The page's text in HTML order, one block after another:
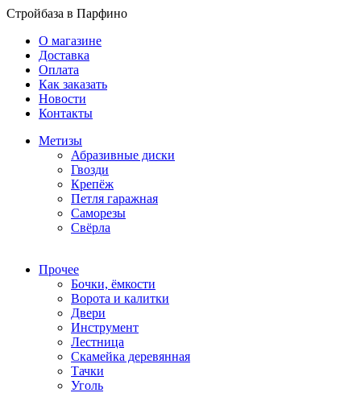
Стройбаза в Парфино
О магазине
Доставка
Оплата
Как заказать
Новости
Контакты
Метизы
Абразивные диски
Гвозди
Крепёж
Петля гаражная
Саморезы
Свёрла
Прочее
Бочки, ёмкости
Ворота и калитки
Двери
Инструмент
Лестница
Скамейка деревянная
Тачки
Уголь